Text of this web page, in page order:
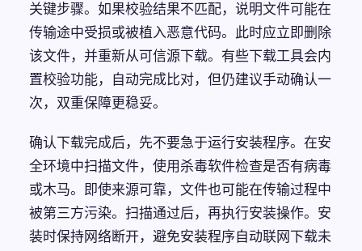
关键步骤。如果校验结果不匹配，说明文件可能在
传输途中受损或被植入恶意代码。此时应立即删除
该文件，并重新从可信源下载。有些下载工具会内
置校验功能，自动完成比对，但仍建议手动确认一
次，双重保障更稳妥。
确认下载完成后，先不要急于运行安装程序。在安
全环境中扫描文件，使用杀毒软件检查是否有病毒
或木马。即使来源可靠，文件也可能在传输过程中
被第三方污染。扫描通过后，再执行安装操作。安
装时保持网络断开，避免安装程序自动联网下载未